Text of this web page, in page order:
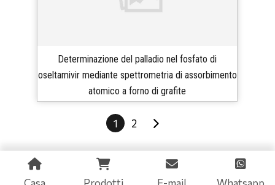
Determinazione del palladio nel fosfato di
oseltamivir mediante spettrometria di assorbimento
atomico a forno di grafite
1 2